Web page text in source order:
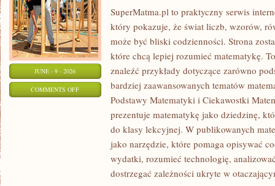
JUNE - 9 - 2026
COMMENTS OFFON
MATEMATYKA
SuperMatma.pl to praktyczny serwis
który pokazuje, że świat liczb, wzorów,
może być bliski codzienności. Strona
które chcą lepiej rozumieć matematykę.
znaleźć przykłady dotyczące zarówno
bardziej zaawansowanych tematów
Podstawy Matematyki i Ciekawostki
prezentuje matematykę jako dziedzinę,
do klasy lekcyjnej. W publikowanych
jako narzędzie, które pomaga opisywać
wydatki, rozumieć technologię,
dostrzegać zależności ukryte w